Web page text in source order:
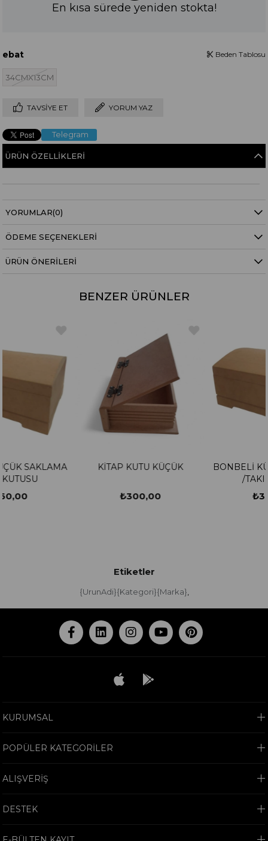
En kısa sürede yeniden stokta!
ebat
34CMX13CM
Beden Tablosu
TAVSIYE ET YORUM YAZ
Telegram
ÜRÜN ÖZELLIKLERI
YORUMLAR(0)
ÖDEME SEÇENEKLERI
ÜRÜN ÖNERILERI
BENZER ÜRÜNLER
KİTAP KUTU KÜÇÜK
BONBELİ KÜÇÜK
/TAKI KUTUSU
Etiketler
{UrunAdi}{Kategori}{Marka},
KURUMSAL
POPÜLER KATEGORİLER
ALIŞVERİŞ
DESTEK